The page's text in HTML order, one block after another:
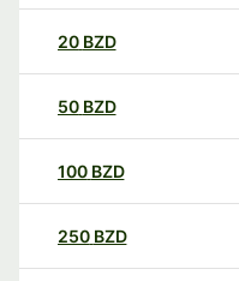
20 BZD
50 BZD
100 BZD
250 BZD